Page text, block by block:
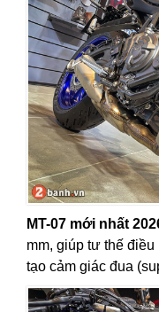
MT-07 mới nhất
mm, giúp tư thế
tạo cảm giác đua